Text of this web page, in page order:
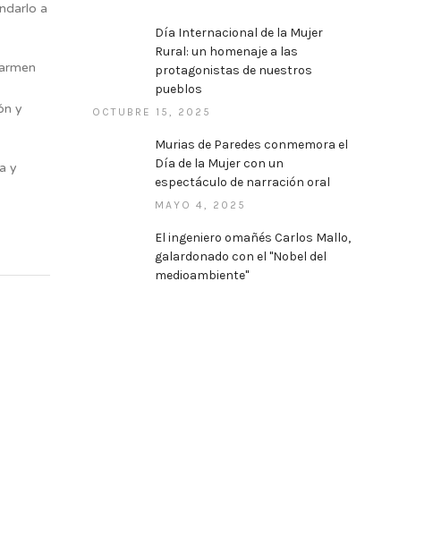
a
y
y
Día Internacional de la Mujer
Rural: un homenaje a las
protagonistas de nuestros
pueblos
OCTUBRE 15, 2025
Murias de Paredes conmemora el
Día de la Mujer con un
espectáculo de narración oral
MAYO 4, 2025
El ingeniero omañés Carlos Mallo,
galardonado con el "Nobel del
medioambiente"